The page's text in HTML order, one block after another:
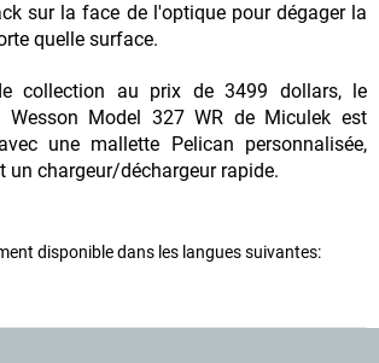
sur la face de l'optique pour dégager la
quelle surface.
collection au prix de 3499 dollars, le
Wesson Model 327 WR de Miculek est
une mallette Pelican personnalisée,
un chargeur/déchargeur rapide.
disponible dans les langues suivantes: